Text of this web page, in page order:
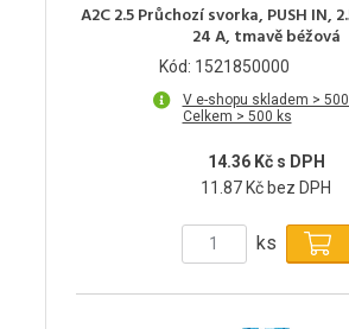
A2C 2.5 Průchozí svorka, PUSH IN,
24 A, tmavě béžová
Kód: 1521850000
V e-shopu skladem >
Celkem > 500 ks
14.36 Kč s DPH
11.87 Kč bez DPH
ks